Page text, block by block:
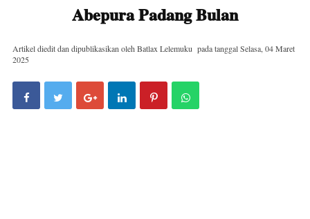
Abepura Padang Bulan
Artikel diedit dan dipublikasikan oleh Batlax Lelemuku pada tanggalSelasa, 04 Maret
2025